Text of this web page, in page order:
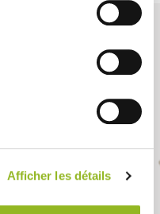
Afficher les détails